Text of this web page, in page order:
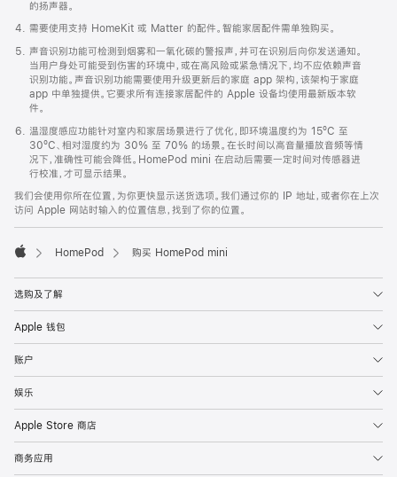
的扬声器。
需要使用支持 HomeKit 或 Matter 的配件。智能家居配件需单独购买。
声音识别功能可检测到烟雾和一氧化碳的警报声，并可在识别后向你发送通知。
当用户身处可能受到伤害的环境中，或在高风险或紧急情况下，均不应依赖声音
识别功能。声音识别功能需要使用升级更新后的家庭 app 架构，该架构于家庭
app 中单独提供。它要求所有连接家居配件的 Apple 设备均使用最新版本软
件。
温湿度感应功能针对室内和家居场景进行了优化，即环境温度约为 15ºC 至
30ºC、相对湿度约为 30% 至 70% 的场景。在长时间以高音量播放音频等情
况下，准确性可能会降低。HomePod mini 在启动后需要一定时间对传感器进
行校准，才可显示结果。
我们会使用你所在位置，为你更快显示送货选项。我们通过你的 IP 地址，或者你在上次
访问 Apple 网站时输入的位置信息，找到了你的位置。
HomePod 购买 HomePod mini
选购及了解
Apple 钱包
账户
娱乐
Apple Store 商店
商务应用